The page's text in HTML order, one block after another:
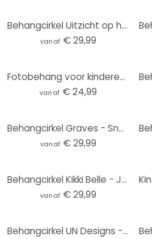
Behangcirkel Uitzicht op het meer - Keller - vliesbehang/zelfklevend vliesbehang
vanaf € 29,99
Fotobehang voor kinderen zonnestelsel met planeten en aarde - Ms Tiff - Rond - Zelfklevend/niet-gewe
vanaf € 24,99
Behangcirkel Graves - Sneaky Cat - vliesbehang/zelfklevend vliesbehang
vanaf € 29,99
Behangcirkel Kikki Belle - Jungle Paradise - vliesbehang/zelfklevend vliesbehang
vanaf € 29,99
Behangcirkel UN Designs - Fleur de Paris - vliesbehang/zelfklevend vliesbehang